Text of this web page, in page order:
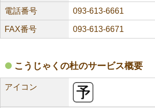
電話番号 093-613-6661
FAX番号 093-613-6671
こうじゃくの杜のサービス概要
アイコン